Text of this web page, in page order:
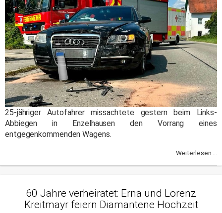
25-jähriger Autofahrer missachtete gestern beim Links-
Abbiegen in Enzelhausen den Vorrang eines
entgegenkommenden Wagens.
Weiterlesen ...
60 Jahre verheiratet: Erna und Lorenz
Kreitmayr feiern Diamantene Hochzeit